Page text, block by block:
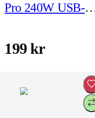
Pro 240W USB-
199 kr